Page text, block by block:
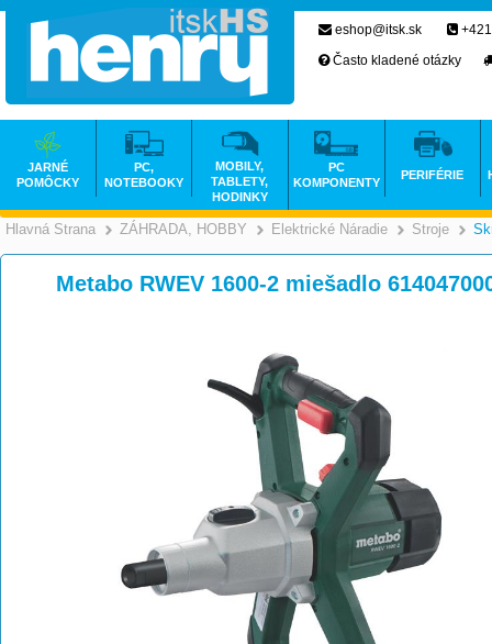
Hlavná Strana >
ZÁHRADA, HOBBY >
Elektrické Náradie Stroje
Metabo RWEV 1600-2 miešadlo
eshop@itsk.sk
Často kladené otázky
JARNÉ
POMÔCKY
PC,
NOTEBOOKY
MOBILY,
TABLETY,
HODINKY
PC
KOMPONENTY
PERIFÉRIE